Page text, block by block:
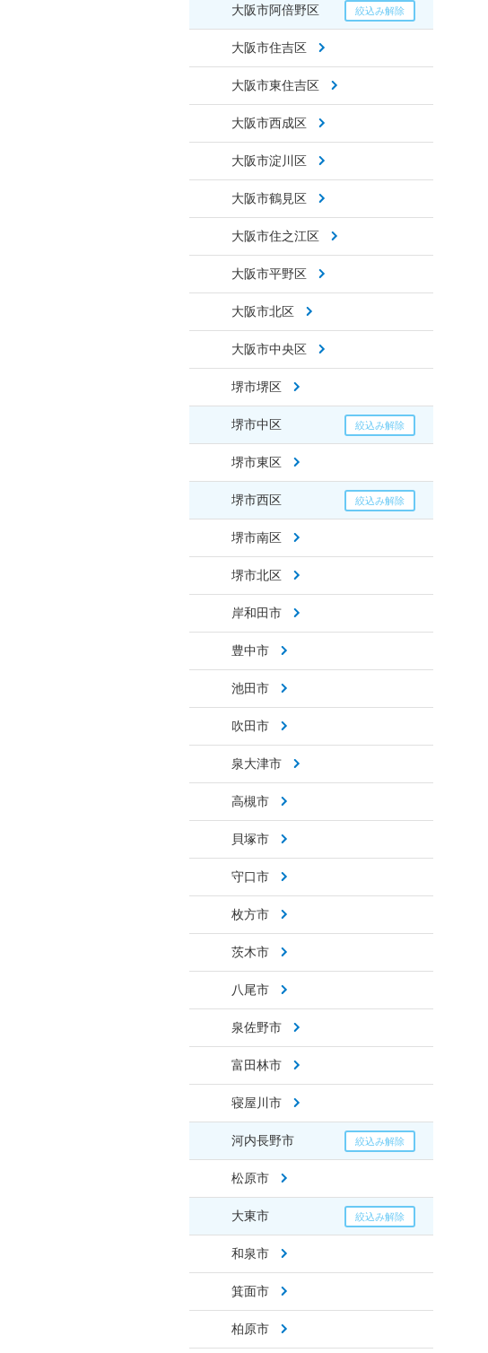
大阪市阿倍野区
大阪市住吉区
大阪市東住吉区
大阪市西成区
大阪市淀川区
大阪市鶴見区
大阪市住之江区
大阪市平野区
大阪市北区
大阪市中央区
堺市堺区
堺市中区
堺市東区
堺市西区
堺市南区
堺市北区
岸和田市
豊中市
池田市
吹田市
泉大津市
高槻市
貝塚市
守口市
枚方市
茨木市
八尾市
泉佐野市
富田林市
寝屋川市
河内長野市
松原市
大東市
和泉市
箕面市
柏原市